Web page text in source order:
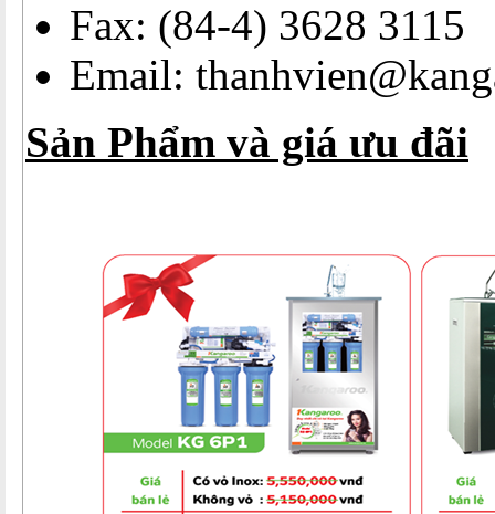
Fax: (84-4) 3628 3115
Email:
Sản Phẩm và giá ưu đãi